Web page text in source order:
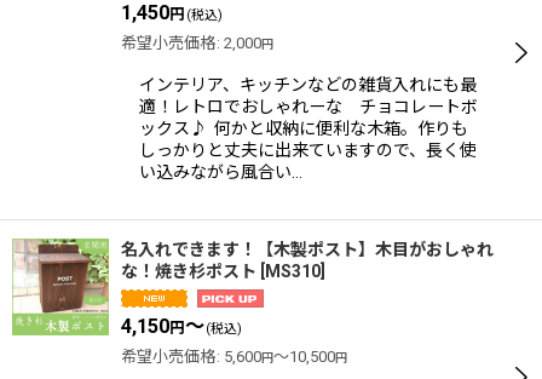
1,450円 (税込)
希望小売価格: 2,000円
インテリア、キッチンなどの雑貨入れにも最
適！レトロでおしゃれーな チョコレートボ
ックス♪ 何かと収納に便利な木箱。作りも
しっかりと丈夫に出来ていますので、長く使
い込みながら風合い…
名入れできます！【木製ポスト】木目がおしゃれ
な！焼き杉ポスト
MS310
4,150円～(税込)
希望小売価格: 5,600円～10,500円